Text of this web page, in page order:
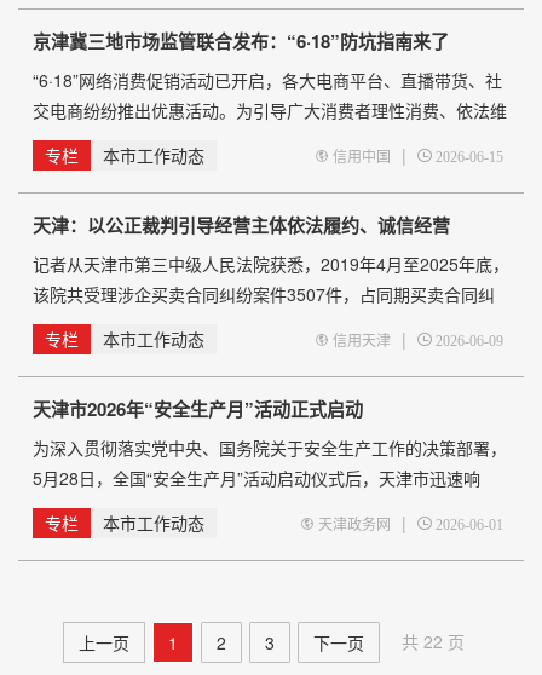
环境，为全市“十五五”良好开局提供坚实司法保障。 方案以助推
法治经济、信用经济建设为重点，坚守依法平等保护原则，明确
对各类市场主体合法权益予以平等司法保
京津冀三地市场监管联合发布：“6·18”防坑指南来了
“6·18”网络消费促销活动已开启，各大电商平台、直播带货、社
交电商纷纷推出优惠活动。为引导广大消费者理性消费、依法维
权，推动网络消费促销活动顺利有序开展，北京市市场监督管理
局、天津市市场监督管理委员会、河北省市场监督管理局联合发
布消费提示。 不明链接二维码，别点！ 优先选择运营规范、口
碑良好、售后完善的主流电商平台、品牌官方旗舰店、平台自营
店铺。下单前主动查
专栏 本市工作动态 信用中国 | 2026-06-15
天津：以公正裁判引导经营主体依法履约、诚信经营
记者从天津市第三中级人民法院获悉，2019年4月至2025年底，
该院共受理涉企买卖合同纠纷案件3507件，占同期买卖合同纠
纷案件总数的86.23%，速裁案件平均审理时长仅4.95天。 正值
《中华人民共和国民营经济促进法》实施一周年，天津市第三中
级人民法院当天召开新闻发布会，发布《涉企买卖合同纠纷审判
白皮书》。 《白皮书》聚焦建筑、工业品、大宗货物、平行进
口汽车、医疗、网络购物六大典型领域，逐一作出
专栏 本市工作动态 信用天津 | 2026-06-09
天津市2026年“安全生产月”活动正式启动
为深入贯彻落实党中央、国务院关于安全生产工作的决策部署，
5月28日，全国“安全生产月”活动启动仪式后，天津市迅速响
应，及时召开2026年本市“安全生产月”活动启动会议。 会上，
播放了天津市“安全生产月”主题宣传片，视频连线了中建六局启
动仪式分会场，观看了企业有限空间中毒窒息事故应急救援演
专栏 本市工作动态 天津政务网 | 2026-06-01
上一页 1 2 3 下一页 共 22 页